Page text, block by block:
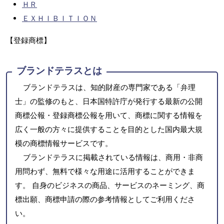
ＨＲ
ＥＸＨＩＢＩＴＩＯＮ
【登録商標】
ブランドテラスとは
ブランドテラスは、知的財産の専門家である「弁理
士」の監修のもと、日本国特許庁が発行する最新の公開
商標公報・登録商標公報を用いて、商標に関する情報を
広く一般の方々に提供することを目的とした国内最大規
模の商標情報サービスです。
ブランドテラスに掲載されている情報は、商用・非商
用問わず、無料で様々な用途に活用することができま
す。 自身のビジネスの商品、サービスのネーミング、商
標出願、商標申請の際の参考情報としてご利用くださ
い。